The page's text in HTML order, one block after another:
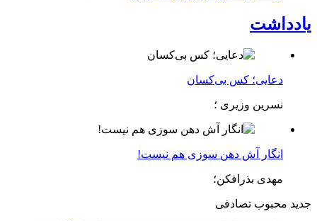
یادداشت
دعایی؛ کس بی‌کسان
نسرین وزیری ؛
انگار آش دهن سوزی هم نیست!
مهدی بذرافکن؛
جدید محبوب تصادفی